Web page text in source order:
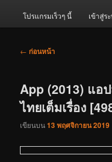
โปรแกรมเร็วๆ นี้ เข้าสู่ร
เมนู
← ก่อนหน้า
App (2013) แอ
ไทยเต็มเรื่อง
เขียนบน13 พฤศจิกายน 2019